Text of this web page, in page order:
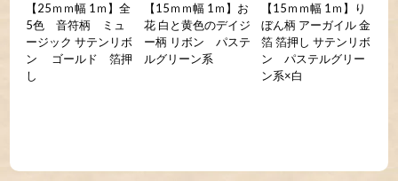
【25ｍｍ幅 1ｍ】全
5色 音符柄 ミュ
ージック サテンリボ
ン ゴールド 箔押
し
【15ｍｍ幅 1ｍ】お
花 白と黄色のデイジ
ー柄 リボン パステ
ルグリーン系
【15ｍｍ幅 1ｍ】り
ぼん柄 アーガイル 金
箔 箔押し サテンリボ
ン パステルグリー
ン系×白